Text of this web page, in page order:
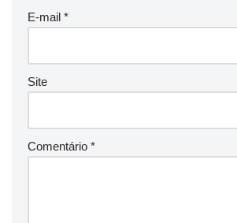
E-mail *
Site
Comentário *